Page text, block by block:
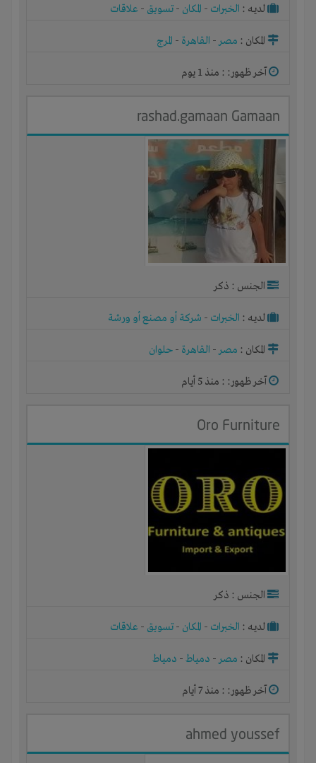
لديـه : الخبرات - المكان - تسويق - علاقات
المكان : مصر- القاهرة - المرج
آخر ظهور: : منذ 1 يوم
rashad.gamaan Gamaan
الجنس : ذكر
لديـه : الخبرات - شركة أو مصنع أو ورشة
المكان : مصر- القاهرة - حلوان
آخر ظهور: : منذ 5 أيام
Oro Furniture
الجنس : ذكر
لديـه : الخبرات - المكان - تسويق - علاقات
المكان : مصر- دمياط- دمياط
آخر ظهور: : منذ 7 أيام
ahmed youssef